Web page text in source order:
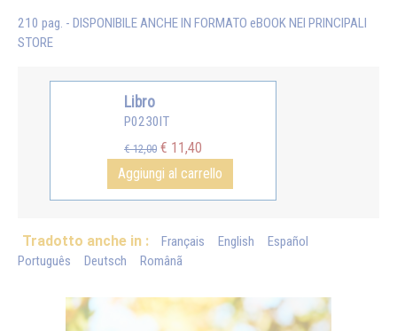
210 pag. - DISPONIBILE ANCHE IN FORMATO eBOOK NEI PRINCIPALI
STORE
Libro
P0230IT
€ 12,00 € 11,40
Aggiungi al carrello
Tradotto anche in : Français English
Español
Português
Deutsch Românã